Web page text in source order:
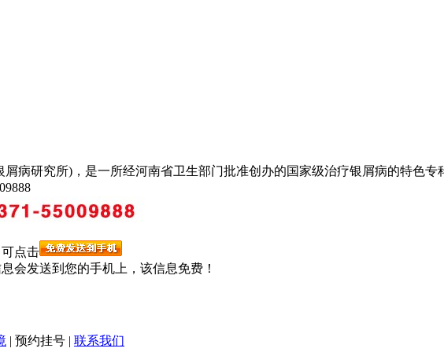
病研究所)，是一所经河南省卫生部门批准创办的国家级治疗银屑病的特色
点击
会发送到您的手机上，该信息免费！
| 预约挂号 | 联系我们